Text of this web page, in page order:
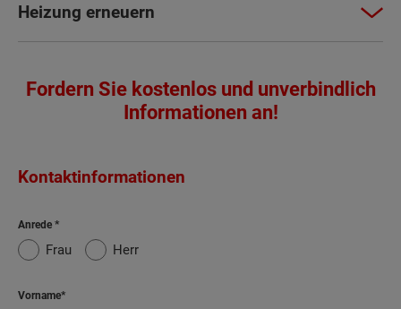
Heizung erneuern
Fordern Sie kostenlos und unverbindlich
Informationen an!
Kontaktinformationen
Anrede
Frau Herr
Vorname